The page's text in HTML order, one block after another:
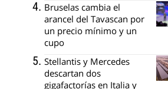
Bruselas cambia el
arancel del Tavascan por
un precio mínimo y un
cupo
Stellantis y Mercedes
descartan dos
gigafactorías en Italia y